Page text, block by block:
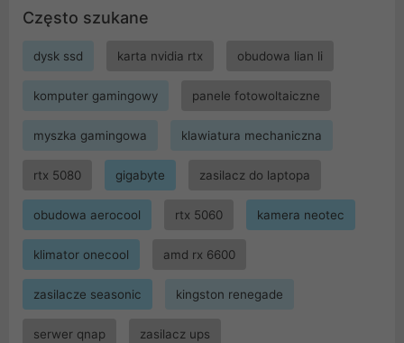
Często szukane
dysk ssd karta nvidia rtx obudowa lian li
komputer gamingowy panele fotowoltaiczne
myszka gamingowa klawiatura mechaniczna
rtx 5080 gigabyte zasilacz do laptopa
obudowa aerocool rtx 5060 kamera neotec
klimator onecool amd rx 6600
zasilacze seasonic kingston renegade
serwer qnap zasilacz ups